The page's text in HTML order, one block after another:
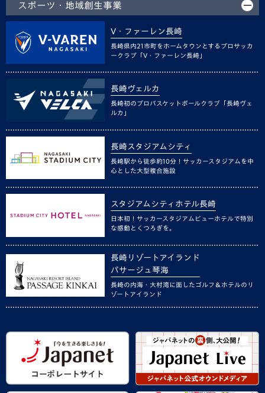
スポーツ・地域創生事業
V・ファーレン長崎
長崎県内21市町をホームタウンとするプロサッカ
ークラブ「V・ファーレン長崎」
長崎ヴェルカ
長崎初のプロバスケットボールクラブ「長崎ヴェ
ルカ」
長崎スタジアムシティ
長崎駅から徒歩約10分！サッカースタジアムを中
心とした大型複合施設
スタジアムシティホテル長崎
日本初！サッカースタジアムビューホテルで特別
な感動とくつろぎを。
長崎リゾートアイランド
パサージュ琴海
長崎の内海・大村湾に面したゴルフ＆ホテルのリ
ゾートアイランド